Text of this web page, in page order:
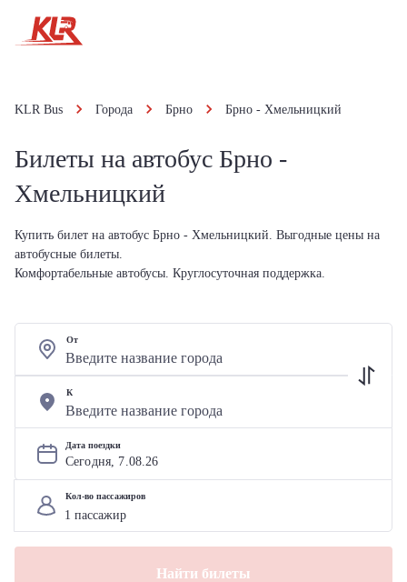
KLR Bus Города Брно Брно - Хмельницкий
Билеты на автобус Брно -
Хмельницкий
Купить билет на автобус Брно - Хмельницкий. Выгодные цены на
автобусные билеты.
Комфортабельные автобусы. Круглосуточная поддержка.
От
К
Дата поездки
Сегодня, 7.08.26
Кол-во пассажиров
Найти билеты